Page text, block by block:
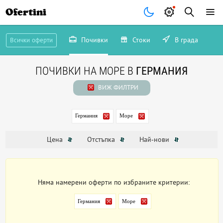
Ofertini
Всички оферти Почивки Стоки В града
ПОЧИВКИ НА МОРЕ В ГЕРМАНИЯ
ВИЖ ФИЛТРИ
Германия Море
Цена Отстъпка Най-нови
Няма намерени оферти по избраните критерии:
Германия Море